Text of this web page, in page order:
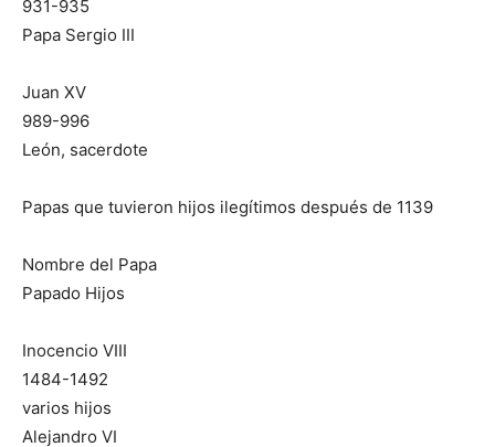
931-935
Papa Sergio III
Juan XV
989-996
León, sacerdote
Papas que tuvieron hijos ilegítimos después de 1139
Nombre del Papa
Papado Hijos
Inocencio VIII
1484-1492
varios hijos
Alejandro VI